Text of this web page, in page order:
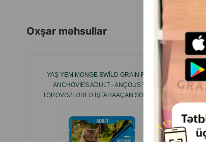
Oxşar məhsullar
YAŞ YEM MONGE BWILD GRAIN FREE
ANCHOVIES ADULT - ANÇOUS VƏ
TƏRƏVƏZLƏRLƏ IŞTAHAAÇAN SOUSDA
DƏNSIZ YEM 85 QR #1277.